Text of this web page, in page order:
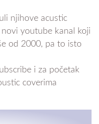
njihove acustic
youtube kanal koji
od 2000, pa to isto
i za početak
coverima